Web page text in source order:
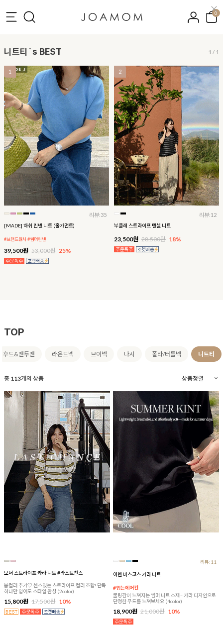
0
니트티`s BEST 1/ 1
1
리뷰:35
[MADE] 하쉬 린넨 니트 (홀가먼트)
#브랜드원사 #썸머린넨
39,500원 53,000원 25%
2
리뷰:12
부클레 스트라이프 텐셀 니트
23,500원 28,500원 18%
TOP
후드&맨투맨 라운드넥 브이넥 나시 폴라/터틀넥 니트티
총 113개의 상품
보더 스트라이프 카라 니트 #라스트찬스
봄컬러 추가♡ 센스있는 스트라이프 컬러 조합! 단독
하나만 입어도 스타일 완성 (2color)
15,800원 17,500원 10%
리뷰:11
아렌 비스코스 카라 니트
#입는에어컨
쿨링감이 느껴지는 썸머 니트 소재~ 카라 디자인으로
단정한 무드를 느껴보세요 (4color)
18,900원 21,000원 10%